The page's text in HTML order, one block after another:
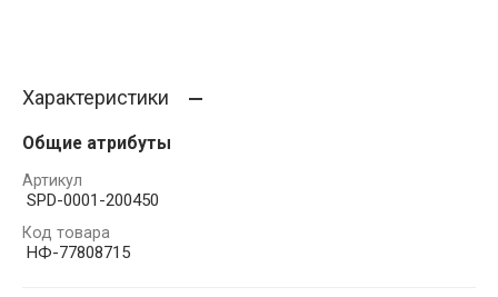
Характеристики
Общие атрибуты
Артикул
SPD-0001-200450
Код товара
НФ-77808715